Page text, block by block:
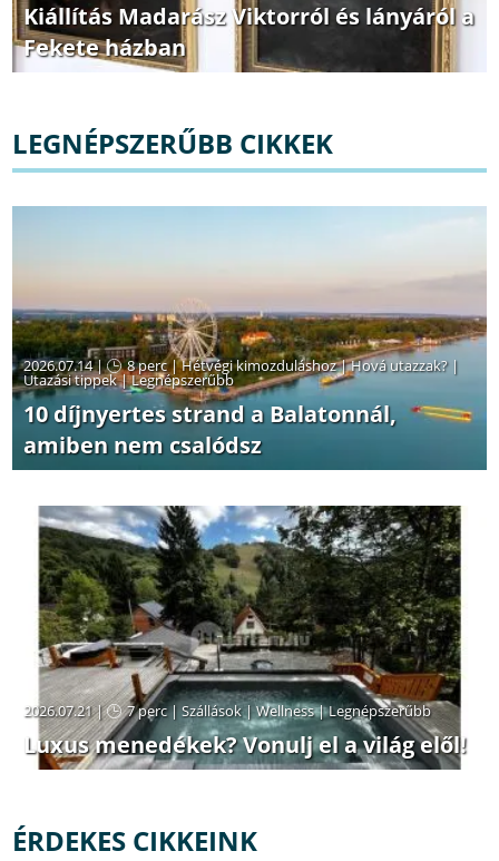
Kiállítás Madarász Viktorról és lányáról a
Fekete házban
LEGNÉPSZERŰBB CIKKEK
2026.07.14 | 8 perc|Hétvégi kimozduláshoz|Hová utazzak? |
Utazási tippek|Legnépszerűbb
10 díjnyertes strand a Balatonnál,
amiben nem csalódsz
2026.07.21 | 7 perc|Szállások|Wellness|Legnépszerűbb
Luxus menedékek? Vonulj el a világ elől!
ÉRDEKES CIKKEINK